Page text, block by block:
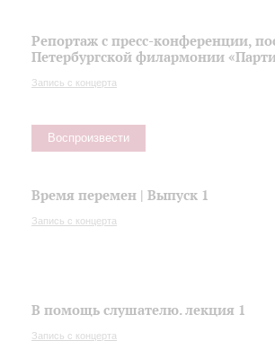
Репортаж с пресс-конференции,
Петербургской филармонии
Запись с концерта
Воспроизвести
Время перемен | Выпуск 1
Запись с концерта
В помощь слушателю. лекция 1
Запись с концерта